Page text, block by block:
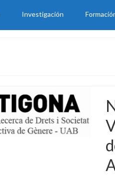
Investigación